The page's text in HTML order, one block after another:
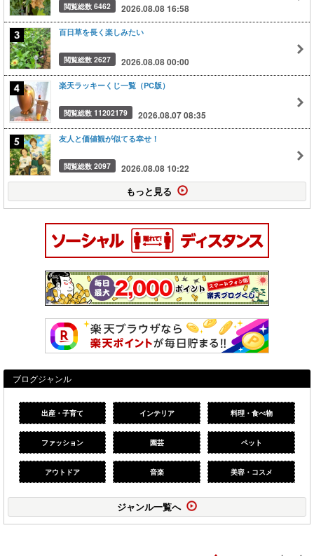
閲覧総数 6462 2026.08.08 16:58
百日草を長く楽しみたい
閲覧総数 2627 2026.08.08 00:00
楽天ラッキーくじ一覧（PC版）
閲覧総数 11202179 2026.08.07 08:35
友人と価値観が似てる幸せ！
閲覧総数 2097 2026.08.08 10:22
もっと見る
ブログジャンル
出産・子育て インテリア 料理・食べ物
ファッション 園芸 ペット
アウトドア 音楽 美容・コスメ
ジャンル一覧へ